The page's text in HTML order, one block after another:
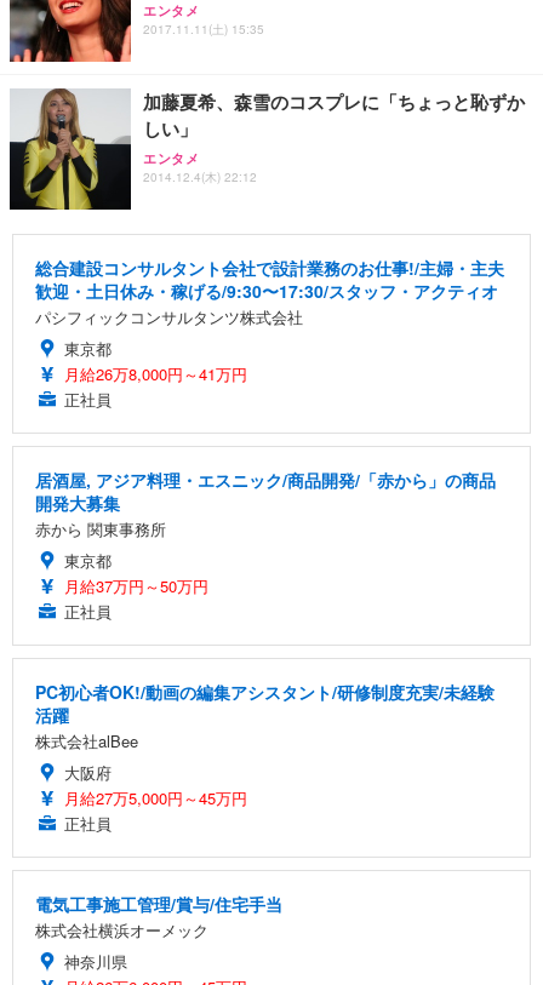
エンタメ
2017.11.11(土) 15:35
加藤夏希、森雪のコスプレに「ちょっと恥ずか
しい」
エンタメ
2014.12.4(木) 22:12
総合建設コンサルタント会社で設計業務のお仕事!/主婦・主夫
歓迎・土日休み・稼げる/9:30〜17:30/スタッフ・アクティオ
パシフィックコンサルタンツ株式会社
東京都
月給26万8,000円～41万円
正社員
居酒屋, アジア料理・エスニック/商品開発/「赤から」の商品
開発大募集
赤から 関東事務所
東京都
月給37万円～50万円
正社員
PC初心者OK!/動画の編集アシスタント/研修制度充実/未経験
活躍
株式会社alBee
大阪府
月給27万5,000円～45万円
正社員
電気工事施工管理/賞与/住宅手当
株式会社横浜オーメック
神奈川県